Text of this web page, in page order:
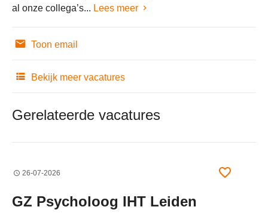
al onze collega’s... Lees meer
Toon email
Bekijk meer vacatures
Gerelateerde vacatures
26-07-2026
GZ Psycholoog IHT Leiden